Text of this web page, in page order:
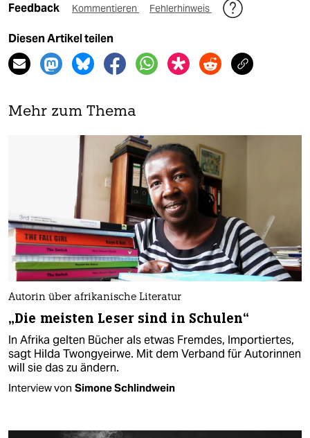
Feedback Kommentieren Fehlerhinweis
Diesen Artikel teilen
Mehr zum Thema
Autorin über afrikanische Literatur
„Die meisten Leser sind in Schulen“
In Afrika gelten Bücher als etwas Fremdes, Importiertes,
sagt Hilda Twongyeirwe. Mit dem Verband für Autorinnen
will sie das zu ändern.
Interview von Simone Schlindwein